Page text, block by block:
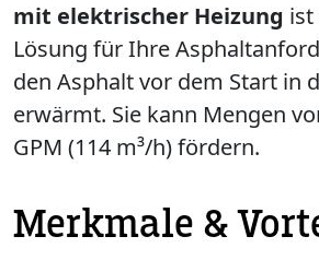
mit elektrischer Heizung ist
Lösung für Ihre
den Asphalt vor dem Start in
erwärmt. Sie kann Mengen
GPM (114 m³/h) fördern.
Merkmale &